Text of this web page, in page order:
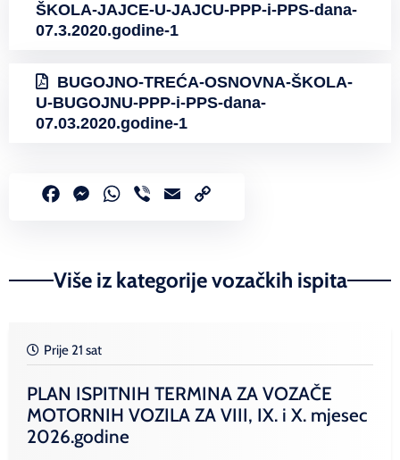
ŠKOLA-JAJCE-U-JAJCU-PPP-i-PPS-dana-
07.3.2020.godine-1
BUGOJNO-TREĆA-OSNOVNA-ŠKOLA-
U-BUGOJNU-PPP-i-PPS-dana-
07.03.2020.godine-1
FacebookMessenger
WhatsApp
Viber Email
Više iz kategorije vozačkih ispita
Prije 21 sat
PLAN ISPITNIH TERMINA ZA VOZAČE
MOTORNIH VOZILA ZA VIII, IX. i X. mjesec
2026.godine